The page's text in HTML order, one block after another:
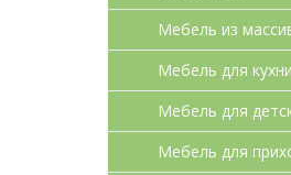
Мебель из
Мебель для кухни
Мебель для
Мебель для